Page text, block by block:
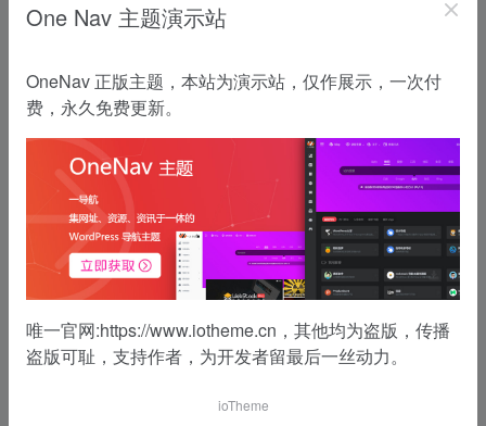
One Nav 主题演示站
OneNav 正版主题，本站为演示站，仅作展示，一次付
费，永久免费更新。
唯一官网:https://www.iotheme.cn ，其他均为盗版，传播
盗版可耻，支持作者，为开发者留最后一丝动力。
ioTheme